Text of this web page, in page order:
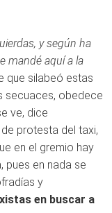
y según ha
mandé aquí a la
que silabeó estas
secuaces, obedece
ve, dice
protesta del taxi,
en el gremio hay
pues en nada se
y
en buscar a